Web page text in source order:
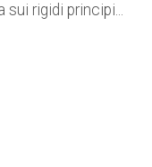
sui rigidi principi...